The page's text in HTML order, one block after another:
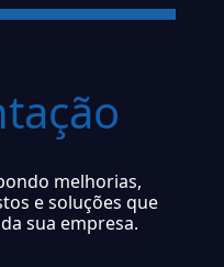
melhorias,
e soluções que
sua empresa.